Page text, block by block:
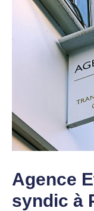
Agence
syndic à